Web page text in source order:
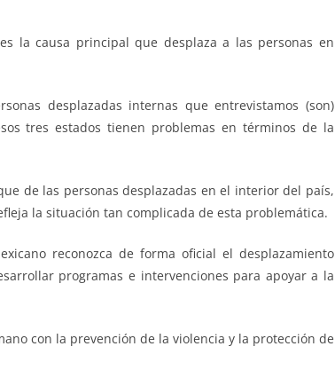
la causa principal que desplaza a las personas en
desplazadas internas que entrevistamos (son)
tres estados tienen problemas en términos de la
de las personas desplazadas en el interior del país,
la situación tan complicada de esta problemática.
reconozca de forma oficial el desplazamiento
programas e intervenciones para apoyar a la
con la prevención de la violencia y la protección de